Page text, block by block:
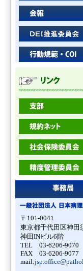
〒101-0041
東京都千代田区神田
神田INビル6階
TEL 03-6206-9070
FAX 03-6206-9077
mail: